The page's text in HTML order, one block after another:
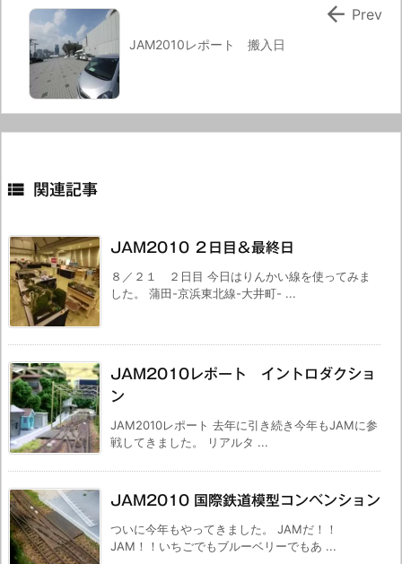
JAM2010レポート 搬入日
 Prev
 関連記事
JAM2010 ２日目＆最終日
８／２１ ２日目 今日はりんかい線を使ってみま
した。 蒲田-京浜東北線-大井町- ...
JAM2010レポート イントロダクショ
ン
JAM2010レポート 去年に引き続き今年もJAMに参
戦してきました。 リアルタ ...
JAM2010 国際鉄道模型コンベンション
ついに今年もやってきました。 JAMだ！！
JAM！！いちごでもブルーベリーでもあ ...